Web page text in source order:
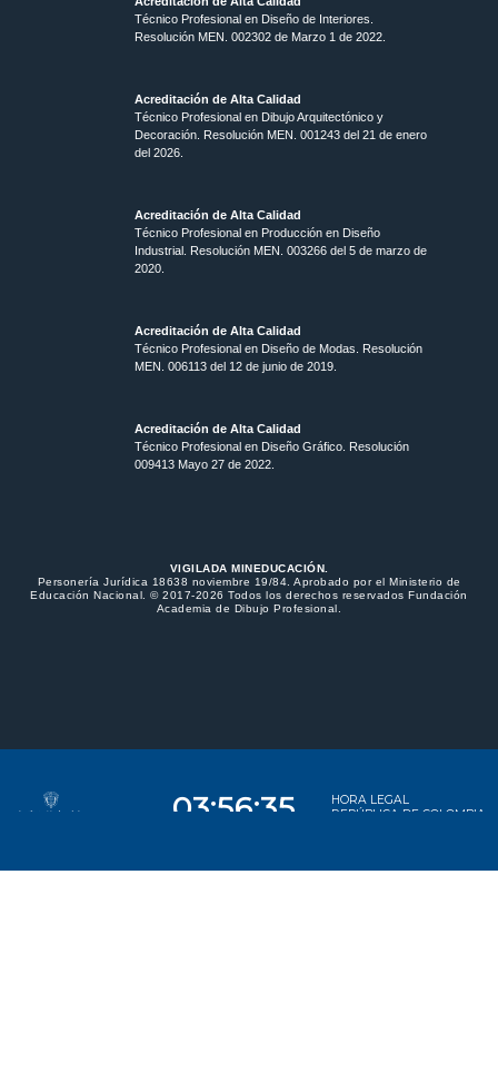
Técnico Profesional en Diseño de Interiores.
Resolución MEN. 002302 de Marzo 1 de 2022.
Acreditación de Alta Calidad
Técnico Profesional en Dibujo Arquitectónico y
Decoración. Resolución MEN. 001243 del 21 de enero
del 2026.
Acreditación de Alta Calidad
Técnico Profesional en Producción en Diseño
Industrial. Resolución MEN. 003266 del 5 de marzo de
2020.
Acreditación de Alta Calidad
Técnico Profesional en Diseño de Modas. Resolución
MEN. 006113 del 12 de junio de 2019.
Acreditación de Alta Calidad
Técnico Profesional en Diseño Gráfico. Resolución
009413 Mayo 27 de 2022.
VIGILADA MINEDUCACIÓN.
Personería Jurídica 18638 noviembre 19/84. Aprobado por el Ministerio de
Educación Nacional. © 2017-2026 Todos los derechos reservados Fundación
Academia de Dibujo Profesional.